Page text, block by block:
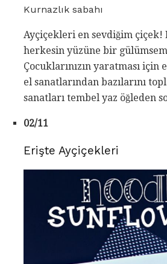
Kurnazlık sabahı
Ayçiçekleri en sevdiğim çiçek!
herkesin yüzüne bir
Çocuklarınızın yaratması için
el sanatlarından bazılarını
sanatları tembel yaz öğleden
02/11
Erişte Ayçiçekleri